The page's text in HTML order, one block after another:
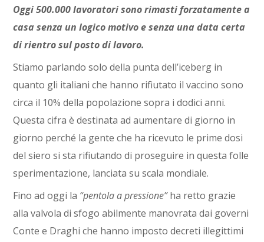
Oggi 500.000 lavoratori sono rimasti forzatamente a
casa senza un logico motivo e senza una data certa
di rientro sul posto di lavoro.
Stiamo parlando solo della punta dell’iceberg in
quanto gli italiani che hanno rifiutato il vaccino sono
circa il 10% della popolazione sopra i dodici anni.
Questa cifra è destinata ad aumentare di giorno in
giorno perché la gente che ha ricevuto le prime dosi
del siero si sta rifiutando di proseguire in questa folle
sperimentazione, lanciata su scala mondiale.
Fino ad oggi la “pentola a pressione”ha retto grazie
alla valvola di sfogo abilmente manovrata dai governi
Conte e Draghi che hanno imposto decreti illegittimi